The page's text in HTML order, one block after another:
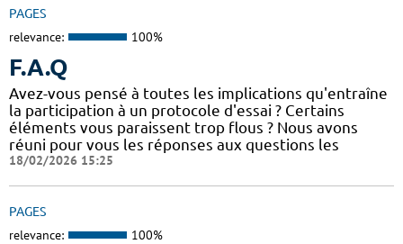
PAGES
relevance: 100%
F.A.Q
Avez-vous pensé à toutes les implications qu'entraîne
la participation à un protocole d'essai ? Certains
éléments vous paraissent trop flous ? Nous avons
réuni pour vous les réponses aux questions les
18/02/2026 15:25
PAGES
relevance: 100%